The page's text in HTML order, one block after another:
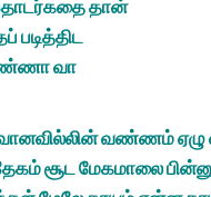
தான்
படித்திட
வா
வானவில்லின் வண்ணம்
சூட மேகமாலை